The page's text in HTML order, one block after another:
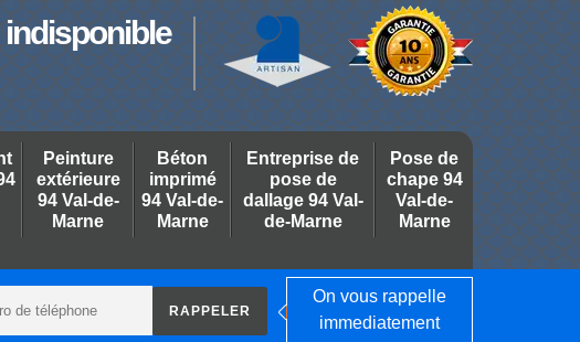
indisponible
Peinture
extérieure
94 Val-de-
Marne
Béton
imprimé
94 Val-de-
Marne
Entreprise de
pose de
dallage 94 Val-
de-Marne
Pose de
chape 94
Val-de-
Marne
On vous rappelle
immediatement